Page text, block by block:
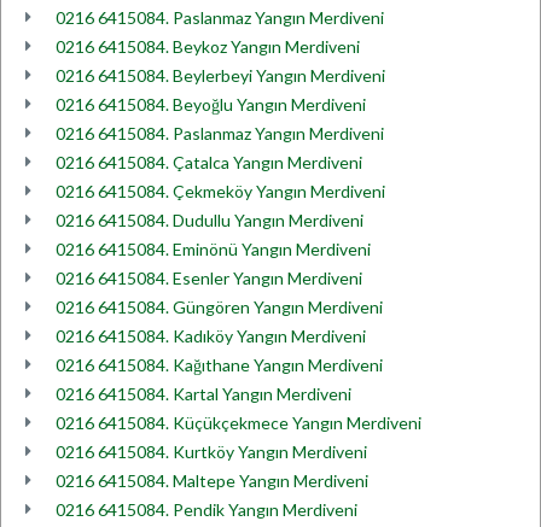
0216 6415084. Paslanmaz Yangın Merdiveni
0216 6415084. Beykoz Yangın Merdiveni
0216 6415084. Beylerbeyi Yangın Merdiveni
0216 6415084. Beyoğlu Yangın Merdiveni
0216 6415084. Paslanmaz Yangın Merdiveni
0216 6415084. Çatalca Yangın Merdiveni
0216 6415084. Çekmeköy Yangın Merdiveni
0216 6415084. Dudullu Yangın Merdiveni
0216 6415084. Eminönü Yangın Merdiveni
0216 6415084. Esenler Yangın Merdiveni
0216 6415084. Güngören Yangın Merdiveni
0216 6415084. Kadıköy Yangın Merdiveni
0216 6415084. Kağıthane Yangın Merdiveni
0216 6415084. Kartal Yangın Merdiveni
0216 6415084. Küçükçekmece Yangın Merdiveni
0216 6415084. Kurtköy Yangın Merdiveni
0216 6415084. Maltepe Yangın Merdiveni
0216 6415084. Pendik Yangın Merdiveni